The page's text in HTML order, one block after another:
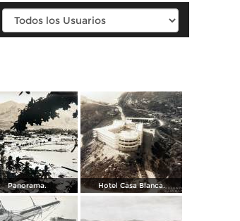
Panorama. Hotel Casa Blanca.